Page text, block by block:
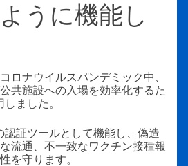
うに機能し
ロナウイルスパンデミック中、
共施設への入場を効率化するた
ました。
証ツールとして機能し、偽造
流通、不一致なワクチン接種報
を守ります。